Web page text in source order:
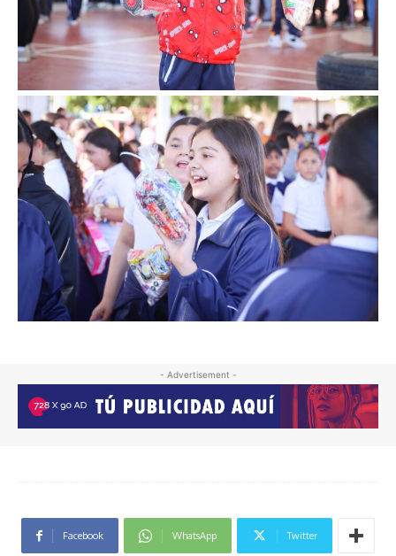
- Advertisement -
Facebook WhatsApp Twitter